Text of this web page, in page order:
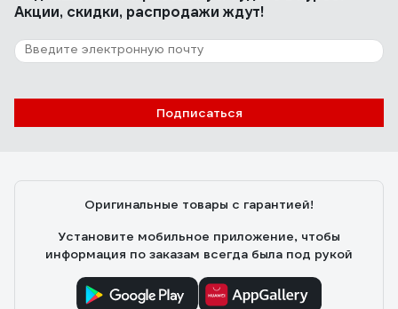
9 отзывов
Отзыв о сигнальной ленте ЗУБР Мастер
цвет красно-белый, 75мм х 200м 12240-
Акции, скидки, распродажи ждут!
Подписаться
Оригинальные товары с гарантией!
Установите мобильное приложение, чтобы
информация по заказам всегда была под рукой